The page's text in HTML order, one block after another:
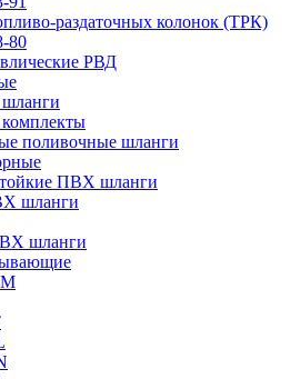
раздаточных колонок (ТРК)
80
РВД
поливочные шланги
ПВХ шланги
шланги
шланги